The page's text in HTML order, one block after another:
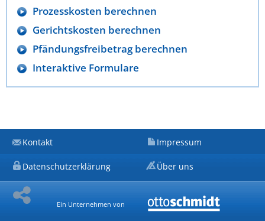
Prozesskosten berechnen
Gerichtskosten berechnen
Pfändungsfreibetrag berechnen
Interaktive Formulare
Kontakt Impressum
Datenschutzerklärung Über uns
Ein Unternehmen von